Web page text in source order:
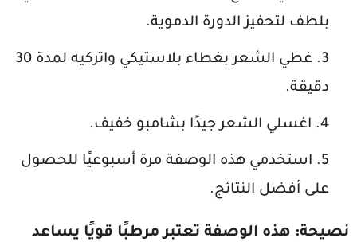
بلطف لتحفيز الدورة الدموية.
غطي الشعر بغطاء بلاستيكي واتركيه لمدة 30
دقيقة.
اغسلي الشعر جيدًا بشامبو خفيف.
استخدمي هذه الوصفة مرة أسبوعيًا للحصول
على أفضل النتائج.
نصيحة: هذه الوصفة تعتبر مرطبًا قويًا يساعد